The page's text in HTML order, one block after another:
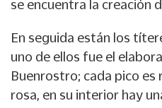
se encuentra la creación
En seguida están los
uno de ellos fue el
Buenrostro; cada pico
rosa, en su interior hay